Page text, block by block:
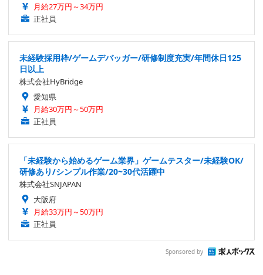
月給27万円～34万円
正社員
未経験採用枠/ゲームデバッガー/研修制度充実/年間休日125
日以上
株式会社HyBridge
愛知県
月給30万円～50万円
正社員
「未経験から始めるゲーム業界」ゲームテスター/未経験OK/
研修あり/シンプル作業/20~30代活躍中
株式会社SNJAPAN
大阪府
月給33万円～50万円
正社員
Sponsored by